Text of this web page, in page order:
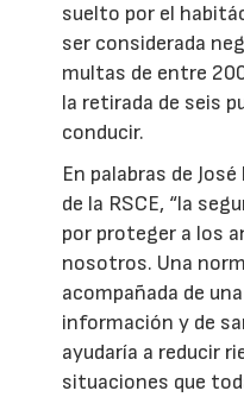
suelto por el
ser considerada
multas de entre
la retirada de seis
conducir.
En palabras de
de la RSCE, “la
por proteger a los
nosotros. Una
acompañada de
información y de
ayudaría a reducir
situaciones que